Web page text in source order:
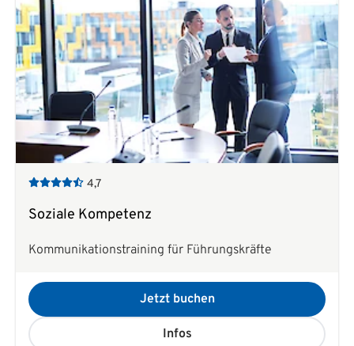
4,7
Soziale Kompetenz
Kommunikationstraining für Führungskräfte
Jetzt buchen
Infos